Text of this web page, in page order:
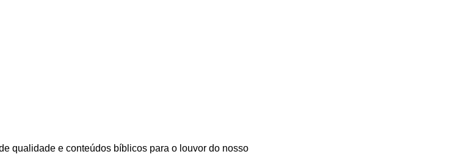
qualidade e conteúdos bíblicos para o louvor do nosso